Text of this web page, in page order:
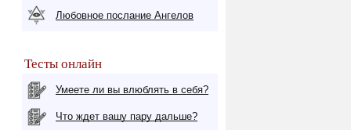
Любовное послание Ангелов
Тесты онлайн
Умеете ли вы влюблять в себя?
Что ждет вашу пару дальше?